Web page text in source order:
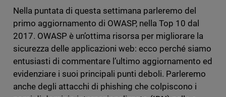
Nella puntata di questa settimana parleremo del
primo aggiornamento di OWASP, nella Top 10 dal
2017. OWASP è un’ottima risorsa per migliorare la
sicurezza delle applicazioni web: ecco perché siamo
entusiasti di commentare l’ultimo aggiornamento ed
evidenziare i suoi principali punti deboli. Parleremo
anche degli attacchi di phishing che colpiscono i